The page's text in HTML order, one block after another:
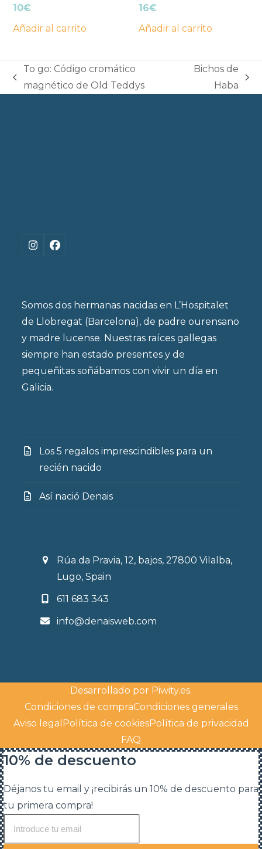
10€
Añadir al carrito
16€
Añadir al carrito
previous
To go: Código cromático
magnético de Old Teddys
Bichos de
Haba
Instagram
Facebook
Somos dos hermanas nacidas en L’Hospitalet
de Llobregat (Barcelona), de padre ourensano
y madre lucense. Nuestras raíces gallegas
siempre han estado presentes y de
pequeñitas soñábamos con vivir un día en
Galicia.
Los 5 regalos imprescindibles para un
recién nacido
Así nació Denais
Rúa da Pravia, 12, bajos, 27800 Vilalba,
Lugo, Spain
611 683 343
info@denaisweb.com
Desarrollado por Piwity.es.
Condiciones de compraCondiciones generales
Aviso legal Política de cookiesPolítica de privacidad
FAQ
10% de descuento
Déjanos tu email y ¡recibirás un 10% de descuento para
tu primera compra!